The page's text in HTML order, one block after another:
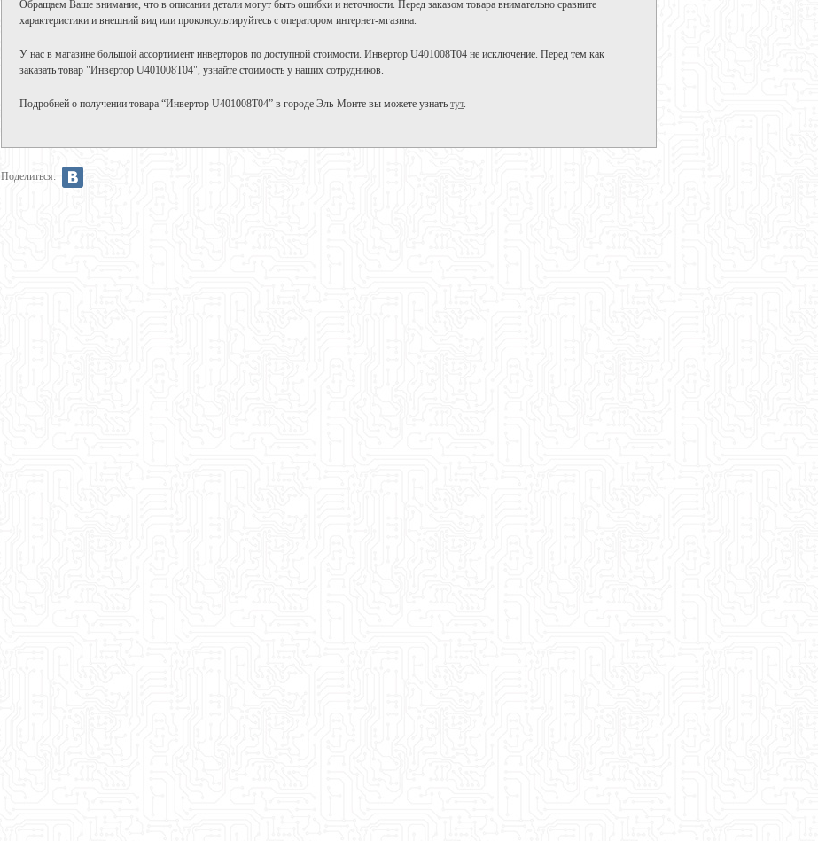
Обращаем Ваше внимание, что в описании детали могут быть ошибки и неточности. Перед заказом товара внимательно сравните
характеристики и внешний вид или проконсультируйтесь с оператором интернет-мгазина.
У нас в магазине большой ассортимент инверторов по доступной стоимости. Инвертор U401008T04 не исключение. Перед тем как
заказать товар "Инвертор U401008T04", узнайте стоимость у наших сотрудников.
Подробней о получении товара “Инвертор U401008T04” в городе Эль-Монте вы можете узнать тут.
Поделиться: